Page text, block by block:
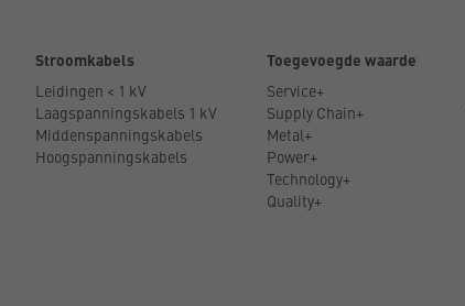
Stroomkabels
Leidingen < 1 kV
Laagspanningskabels 1 kV
Middenspanningskabels
Hoogspanningskabels
Toegevoegde waarde
Service+
Supply Chain+
Metal+
Power+
Technology+
Quality+